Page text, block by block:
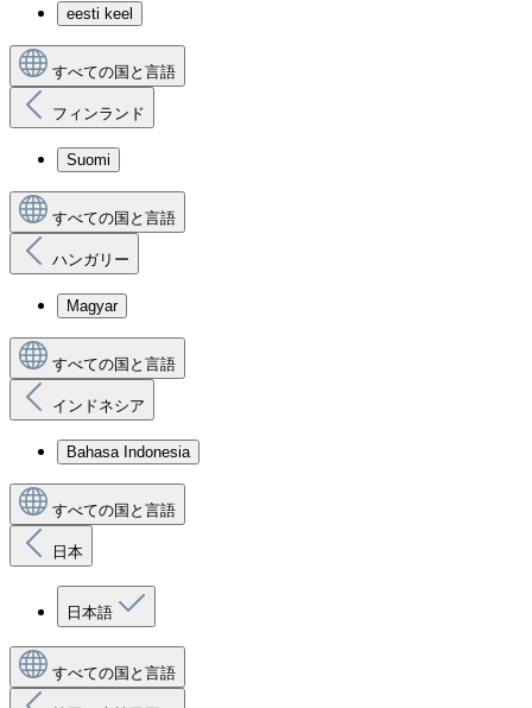
eesti keel
すべての国と言語
フィンランド
Suomi
すべての国と言語
ハンガリー
Magyar
すべての国と言語
インドネシア
Bahasa Indonesia
すべての国と言語
日本
日本語
すべての国と言語